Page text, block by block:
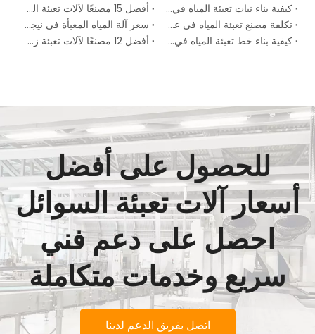
أفضل 15 مصنعًا لآلات تعبئة السوائل في روسيا 2025
كيفية بناء نبات تعبئة المياه في نيجيريا
سعر آلة المياه المعبأة في نيجيريا 2026
تكلفة مصنع تعبئة المياه في عام 2026: دليل الأسعار الكامل لكل سعة إنتاجية
أفضل 12 مصنعًا لآلات تعبئة زجاجات المياه في نيجيريا (2026)
كيفية بناء خط تعبئة المياه في كينيا
للحصول على أفضل
أسعار آلات تعبئة السوائل
احصل على دعم فني
سريع وخدمات متكاملة
اتصل بفريق الدعم لدينا